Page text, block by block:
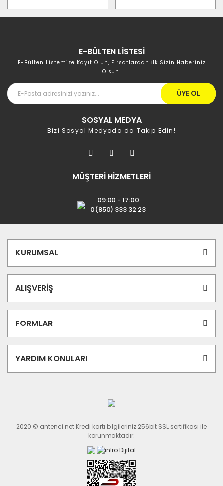
E-BÜLTEN LİSTESİ
E-Bülten Listemize Kayıt Olun, Fırsatlardan İlk Sizin Haberiniz
Olsun!
ÜYE OL
SOSYAL MEDYA
Bizi Sosyal Medyada da Takip Edin!
MÜŞTERİ HİZMETLERİ
09:00 - 17:00
0(850) 333 32 23
KURUMSAL
ALIŞVERİŞ
FORMLAR
YARDIM KONULARI
2020 © antenci.net Kredi kartı bilgileriniz 256bit SSL sertifikası ile
korunmaktadır.